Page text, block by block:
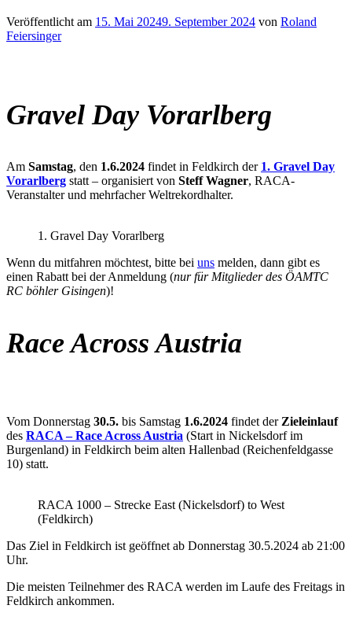
Veröffentlicht am 15. Mai 20249. September 2024 von Roland
Feiersinger
Gravel Day Vorarlberg
Am Samstag, den 1.6.2024 findet in Feldkirch der 1. Gravel Day
Vorarlberg statt – organisiert von Steff Wagner, RACA-
Veranstalter und mehrfacher Weltrekordhalter.
1. Gravel Day Vorarlberg
Wenn du mitfahren möchtest, bitte bei uns melden, dann gibt es
einen Rabatt bei der Anmeldung (nur für Mitglieder des ÖAMTC
RC böhler Gisingen)!
Race Across Austria
Vom Donnerstag 30.5. bis Samstag 1.6.2024 findet der Zieleinlauf
des RACA – Race Across Austria (Start in Nickelsdorf im
Burgenland) in Feldkirch beim alten Hallenbad (Reichenfeldgasse
10) statt.
RACA 1000 – Strecke East (Nickelsdorf) to West
(Feldkirch)
Das Ziel in Feldkirch ist geöffnet ab Donnerstag 30.5.2024 ab 21:00
Uhr.
Die meisten Teilnehmer des RACA werden im Laufe des Freitags in
Feldkirch ankommen.